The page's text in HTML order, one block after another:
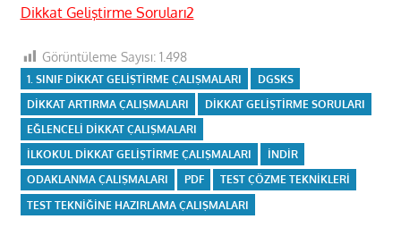
Dikkat Geliştirme Soruları2
Görüntüleme Sayısı: 1.498
1. SINIF DIKKAT GELIŞTIRME ÇALIŞMALARI
DGSKS
DIKKAT ARTIRMA ÇALIŞMALARI
DIKKAT GELIŞTIRME SORULARI
EĞLENCELI DIKKAT ÇALIŞMALARI
ILKOKUL DIKKAT GELIŞTIRME ÇALIŞMALARI
INDIR
ODAKLANMA ÇALIŞMALARI
PDF
TEST ÇÖZME TEKNIKLERI
TEST TEKNIĞINE HAZIRLAMA ÇALIŞMALARI